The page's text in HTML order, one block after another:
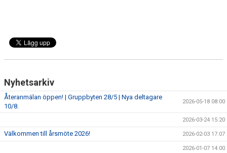
Nyhetsarkiv
Återanmälan öppen! | Gruppbyten 28/5 | Nya deltagare
10/8.
2026-05-18 08:00
2026-03-24 15:20
Välkommen till årsmöte 2026! 2026-02-03 17:07
2026-01-07 14:00